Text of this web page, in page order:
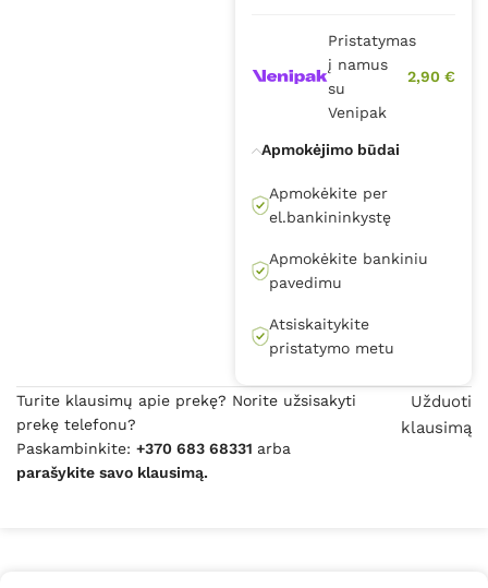
Pristatymas
į namus
su
Venipak
2,90 €
Apmokėjimo būdai
Apmokėkite per
el.bankininkystę
Apmokėkite bankiniu
pavedimu
Atsiskaitykite
pristatymo metu
Turite klausimų apie prekę? Norite užsisakyti
prekę telefonu?
Paskambinkite: +370 683 68331 arba
parašykite savo klausimą.
Užduoti
klausimą